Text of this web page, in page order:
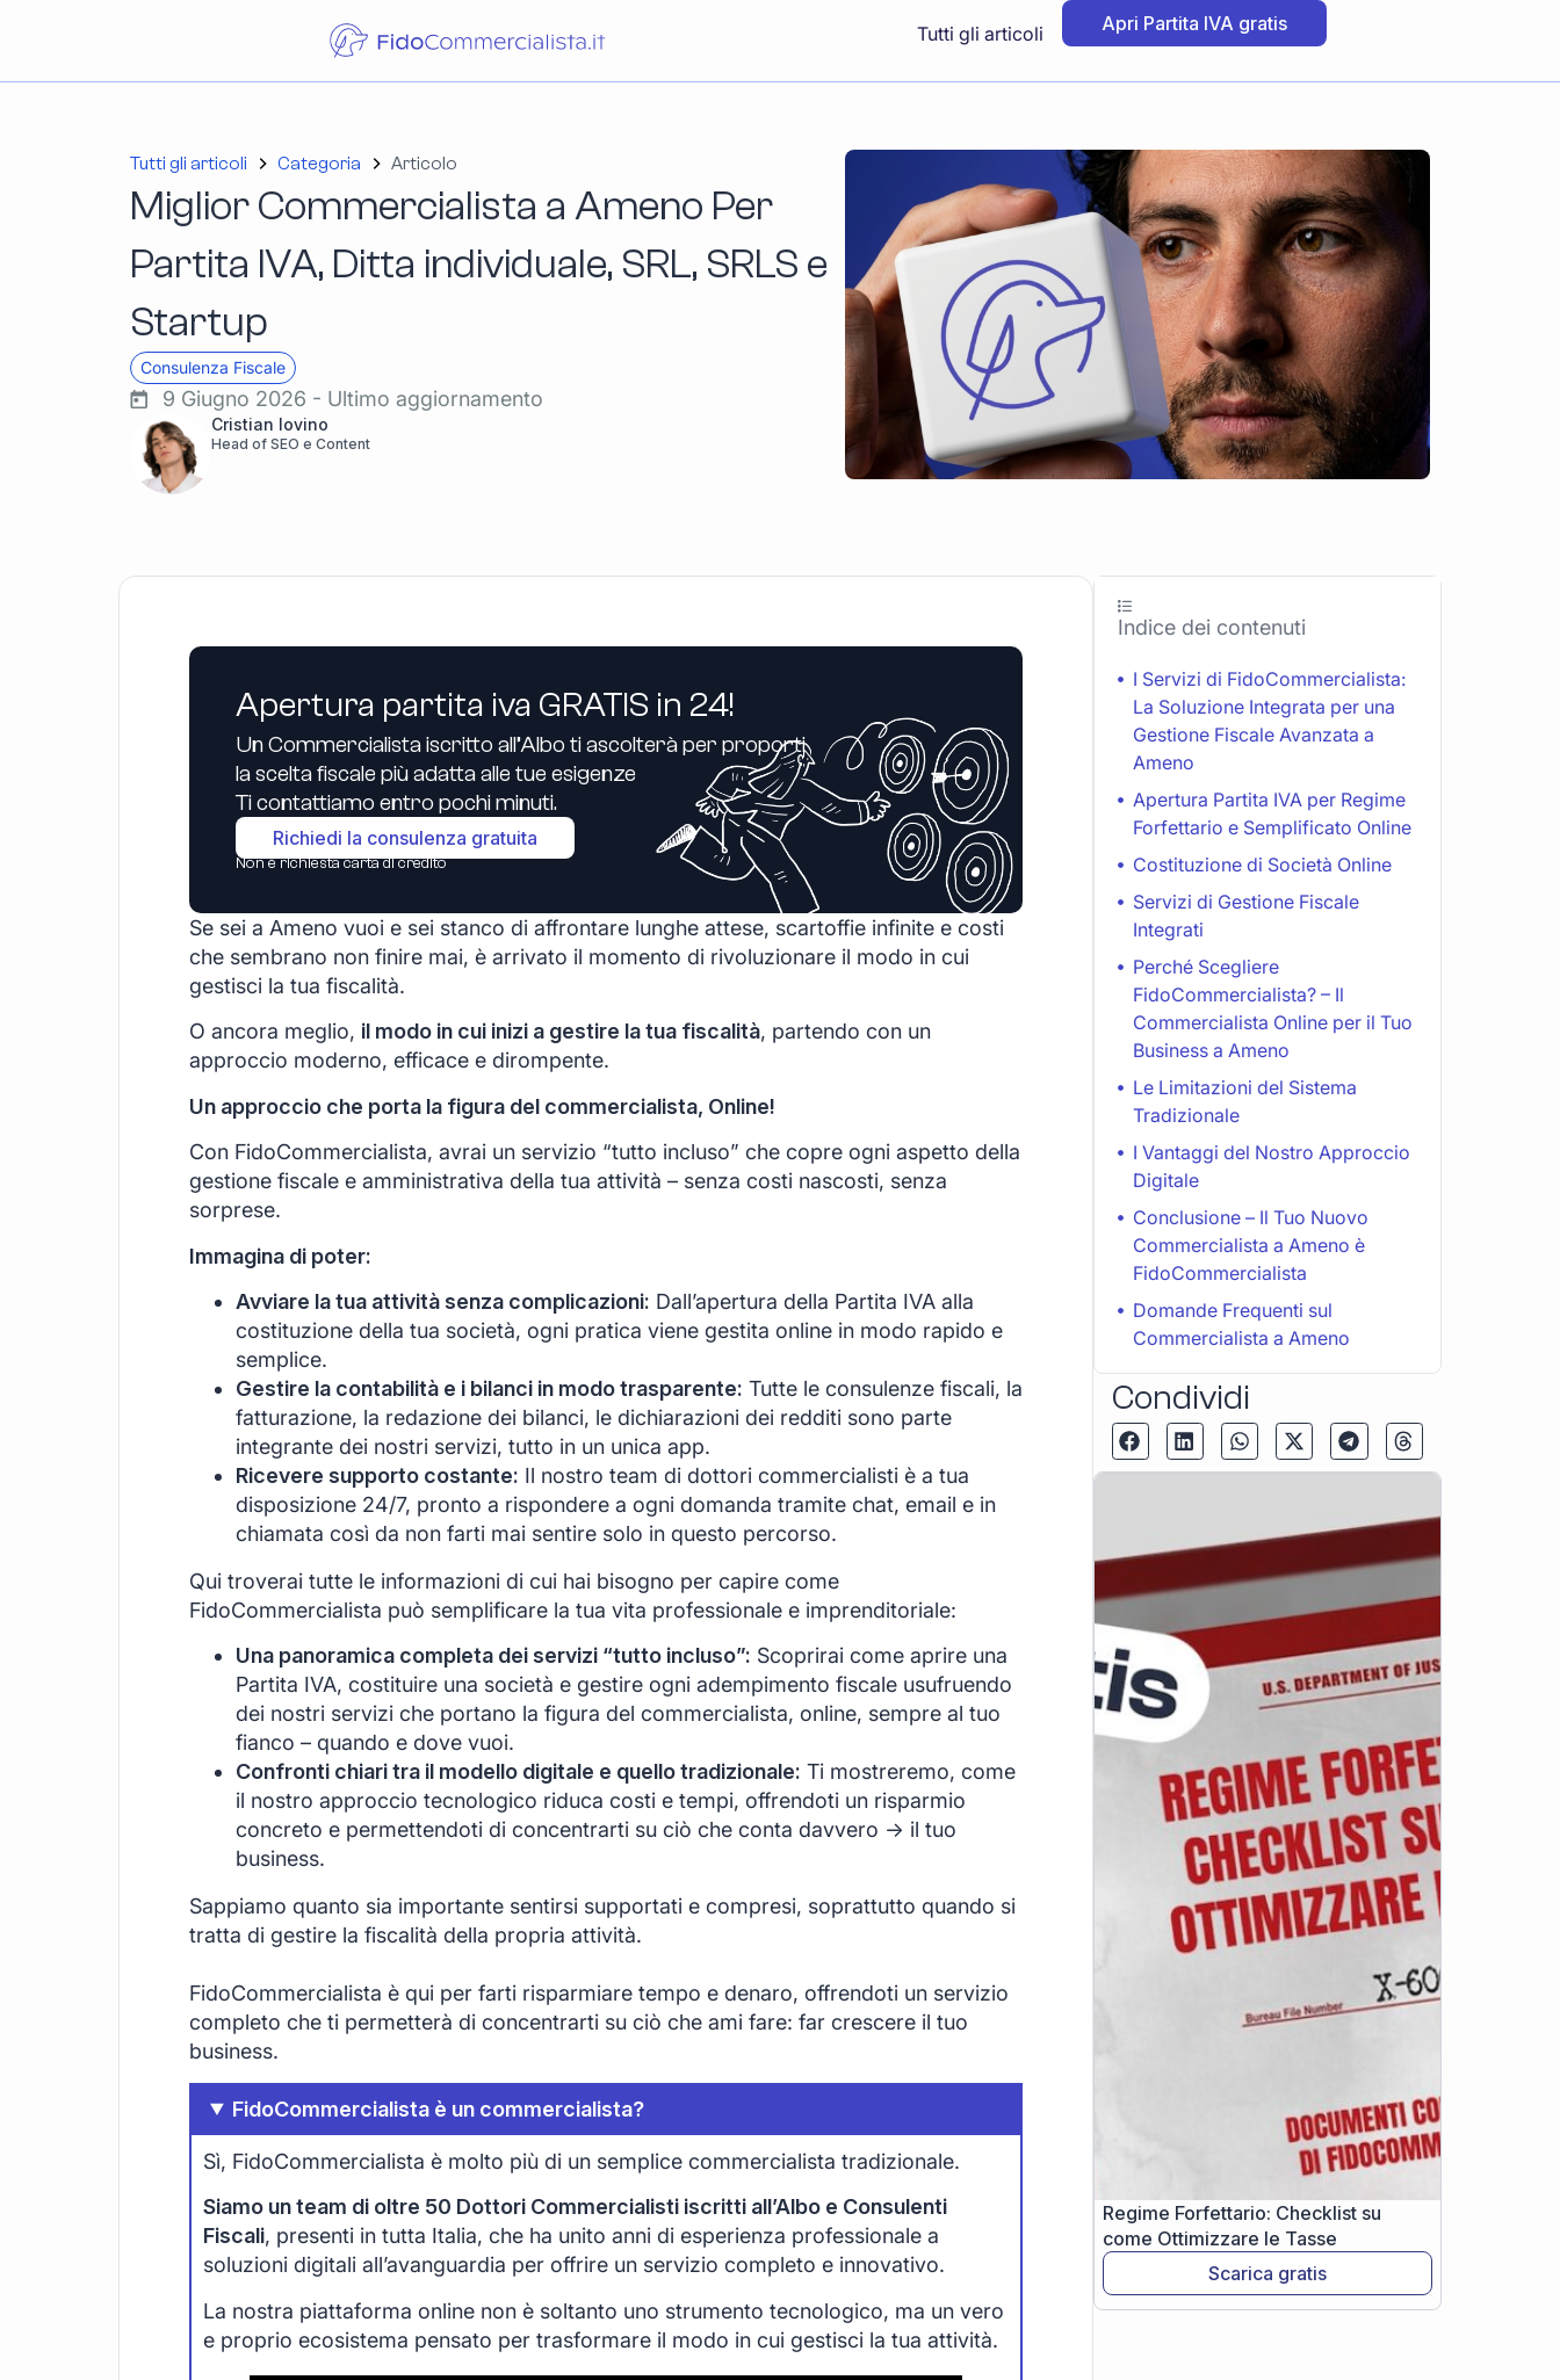
Tutti gli articoli Apri Partita IVA gratis
Tutti gli articoli Categoria Articolo
Miglior Commercialista a Ameno Per
Partita IVA, Ditta individuale, SRL, SRLS e
Startup
Consulenza Fiscale
9 Giugno 2026 - Ultimo aggiornamento
Cristian Iovino
Head of SEO e Content
Apertura partita iva GRATIS in 24!
Un Commercialista iscritto all’Albo ti ascolterà per proporti
la scelta fiscale più adatta alle tue esigenze
Ti contattiamo entro pochi minuti.
Richiedi la consulenza gratuita
Non è richiesta carta di credito
Se sei a Ameno vuoi e sei stanco di affrontare lunghe attese, scartoffie infinite e costi
che sembrano non finire mai, è arrivato il momento di rivoluzionare il modo in cui
gestisci la tua fiscalità.
O ancora meglio, il modo in cui inizi a gestire la tua fiscalità, partendo con un
approccio moderno, efficace e dirompente.
Un approccio che porta la figura del commercialista, Online!
Con FidoCommercialista, avrai un servizio “tutto incluso” che copre ogni aspetto della
gestione fiscale e amministrativa della tua attività – senza costi nascosti, senza
sorprese.
Immagina di poter:
Avviare la tua attività senza complicazioni: Dall’apertura della Partita IVA alla
costituzione della tua società, ogni pratica viene gestita online in modo rapido e
semplice.
Gestire la contabilità e i bilanci in modo trasparente: Tutte le consulenze fiscali, la
fatturazione, la redazione dei bilanci, le dichiarazioni dei redditi sono parte
integrante dei nostri servizi, tutto in un unica app.
Ricevere supporto costante: Il nostro team di dottori commercialisti è a tua
disposizione 24/7, pronto a rispondere a ogni domanda tramite chat, email e in
chiamata così da non farti mai sentire solo in questo percorso.
Qui troverai tutte le informazioni di cui hai bisogno per capire come
FidoCommercialista può semplificare la tua vita professionale e imprenditoriale:
Una panoramica completa dei servizi “tutto incluso”: Scoprirai come aprire una
Partita IVA, costituire una società e gestire ogni adempimento fiscale usufruendo
dei nostri servizi che portano la figura del commercialista, online, sempre al tuo
fianco – quando e dove vuoi.
Confronti chiari tra il modello digitale e quello tradizionale: Ti mostreremo, come
il nostro approccio tecnologico riduca costi e tempi, offrendoti un risparmio
concreto e permettendoti di concentrarti su ciò che conta davvero -> il tuo
business.
Sappiamo quanto sia importante sentirsi supportati e compresi, soprattutto quando si
tratta di gestire la fiscalità della propria attività.
FidoCommercialista è qui per farti risparmiare tempo e denaro, offrendoti un servizio
completo che ti permetterà di concentrarti su ciò che ami fare: far crescere il tuo
business.
FidoCommercialista è un commercialista?
Sì, FidoCommercialista è molto più di un semplice commercialista tradizionale.
Siamo un team di oltre 50 Dottori Commercialisti iscritti all’Albo e Consulenti
Fiscali, presenti in tutta Italia, che ha unito anni di esperienza professionale a
soluzioni digitali all’avanguardia per offrire un servizio completo e innovativo.
La nostra piattaforma online non è soltanto uno strumento tecnologico, ma un vero
e proprio ecosistema pensato per trasformare il modo in cui gestisci la tua attività.
Indice dei contenuti
I Servizi di FidoCommercialista:
La Soluzione Integrata per una
Gestione Fiscale Avanzata a
Ameno
Apertura Partita IVA per Regime
Forfettario e Semplificato Online
Costituzione di Società Online
Servizi di Gestione Fiscale
Integrati
Perché Scegliere
FidoCommercialista? – Il
Commercialista Online per il Tuo
Business a Ameno
Le Limitazioni del Sistema
Tradizionale
I Vantaggi del Nostro Approccio
Digitale
Conclusione – Il Tuo Nuovo
Commercialista a Ameno è
FidoCommercialista
Domande Frequenti sul
Commercialista a Ameno
Condividi
Regime Forfettario: Checklist su
come Ottimizzare le Tasse
Scarica gratis